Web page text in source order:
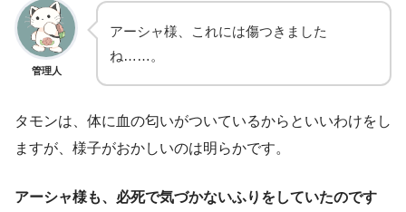
管理人
アーシャ様、これには傷つきました
ね……。
タモンは、体に血の匂いがついているからといいわけをし
ますが、様子がおかしいのは明らかです。
アーシャ様も、必死で気づかないふりをしていたのです